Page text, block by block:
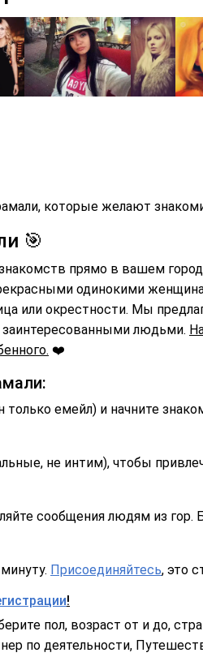
которые желают
🎯
прямо в вашем
одинокими
или окрестности. Мы
заинтересованными людьми.
❤️
емейл) и начните
не интим), чтобы
сообщения людям из гор.
Присоединяйтесь, это
!
пол, возраст от и до,
по деятельности,